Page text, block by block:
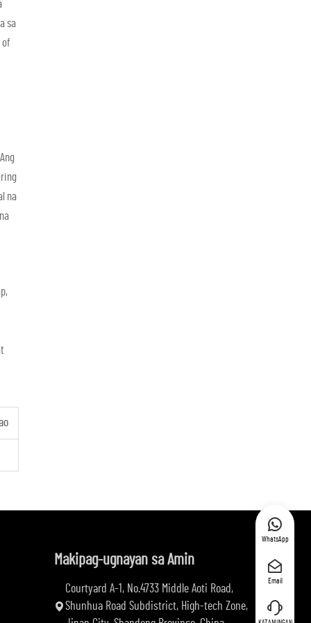
sa
of
na
Makipag-ugnayan sa Amin
Courtyard A-1, No.4733 Middle Aoti Road,
Shunhua Road Subdistrict, High-tech Zone,
WhatsApp
Email